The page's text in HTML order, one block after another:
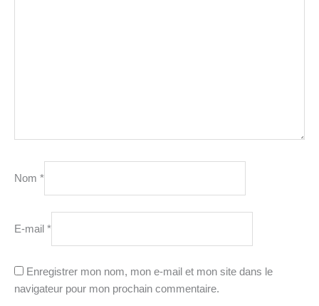
Nom *
E-mail *
Enregistrer mon nom, mon e-mail et mon site dans le
navigateur pour mon prochain commentaire.